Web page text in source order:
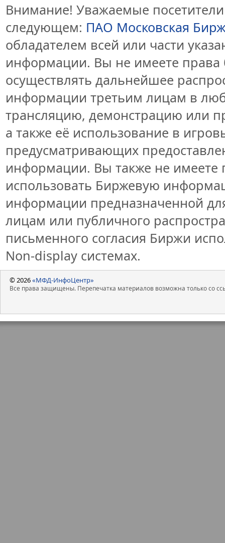
Внимание! Уважаемые
следующем: ПАО Московская
обладателем всей или части
информации. Вы не имеете права
осуществлять дальнейшее
информации третьим лицам в
трансляцию, демонстрацию или
а также её использование в
предусматривающих
информации. Вы также не имеете
использовать Биржевую
информации предназначенной
лицам или публичного
письменного согласия Биржи
Non-display системах.
© 2026«МФД-ИнфоЦентр»
Все права защищены. Перепечатка материалов возможна только со